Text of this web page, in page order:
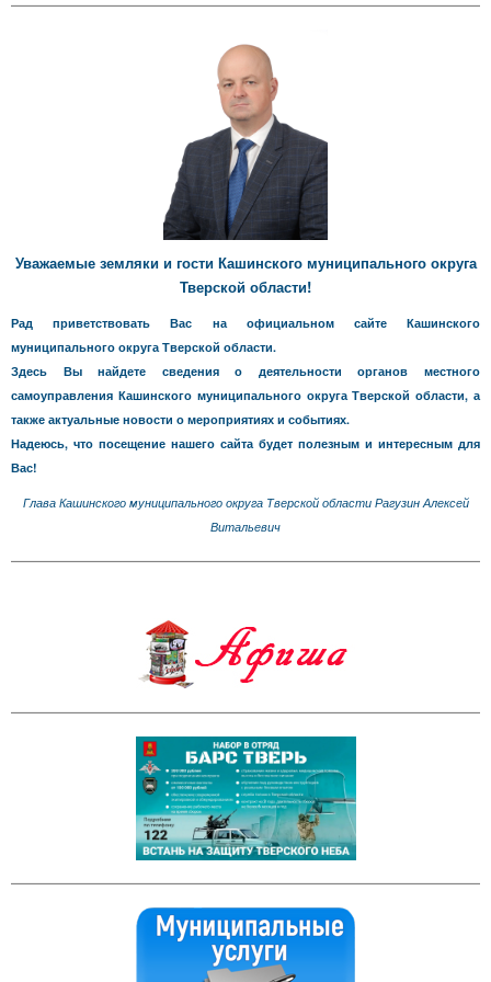
Уважаемые земляки и гости Кашинского муниципального округа
Тверской области!
Рад приветствовать Вас на официальном сайте Кашинского
муниципального округа Тверской области.
Здесь Вы найдете сведения о деятельности органов местного
самоуправления Кашинского муниципального округа Тверской области, а
также актуальные новости о мероприятиях и событиях.
Надеюсь, что посещение нашего сайта будет полезным и интересным для
Вас!
Глава Кашинского муниципального округа Тверской области Рагузин Алексей
Витальевич